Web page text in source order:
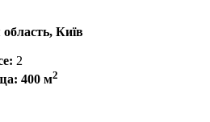
Київ
2
400 м2